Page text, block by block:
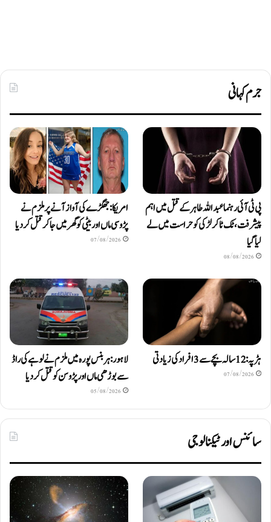
جرم کہانی
پی ٹی آئی رہنما عبداللہ طاہر کے قتل میں اہم
پیشرفت، ٹک ٹاکر لڑکی کو حراست میں لے
لیا گیا
08/08/2026
امریکا: جھگڑے کی آواز آنے پر ملزم نے
پڑوسی ماں اور بیٹی کو گھر میں جا کر قتل کر دیا
07/08/2026
ہڑپہ: 12 سالہ بچے سے 3 افراد کی زیادتی
07/08/2026
لاہور: ہربنس پورہ میں ملزم نے لوہے کی راڈ
سے بوڑھی ماں اور پڑوسن کو قتل کر دیا
05/08/2026
سائنس اور ٹیکنالوجی